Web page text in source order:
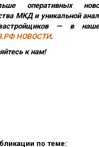
оперативных
МКД и уникальной
— в
НОВОСТИ.
к нам!
по теме: